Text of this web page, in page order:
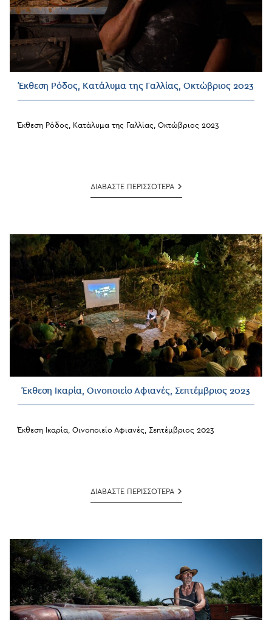
Έκθεση Ρόδος, Κατάλυμα της Γαλλίας, Οκτώβριος 2023
Έκθεση Ρόδος, Κατάλυμα της Γαλλίας, Οκτώβριος 2023
ΔΙΑΒΑΣΤΕ ΠΕΡΙΣΣΟΤΕΡΑΈκθεση
Ρόδος,
Οκτώβριος
2023
Έκθεση Ικαρία, Οινοποιείο Αφιανές, Σεπτέμβριος 2023
Έκθεση Ικαρία, Οινοποιείο Αφιανές, Σεπτέμβριος 2023
ΔΙΑΒΑΣΤΕ ΠΕΡΙΣΣΟΤΕΡΑΈκθεση
Ικαρία,
2023